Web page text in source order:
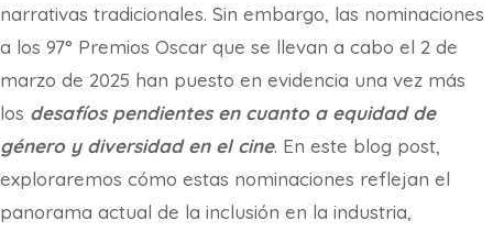
narrativas tradicionales. Sin embargo, las nominaciones
a los 97° Premios Oscar que se llevan a cabo el 2 de
marzo de 2025 han puesto en evidencia una vez más
los desafíos pendientes en cuanto a equidad de
género y diversidad en el cine. En este blog post,
exploraremos cómo estas nominaciones reflejan el
panorama actual de la inclusión en la industria,